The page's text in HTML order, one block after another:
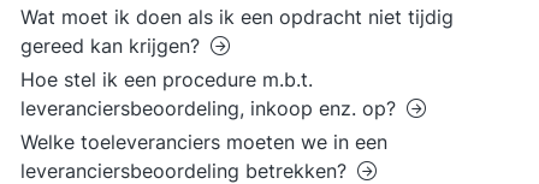
Wat moet ik doen als ik een opdracht niet tijdig
gereed kan krijgen?
Hoe stel ik een procedure m.b.t.
leveranciersbeoordeling, inkoop enz. op?
Welke toeleveranciers moeten we in een
leveranciersbeoordeling betrekken?